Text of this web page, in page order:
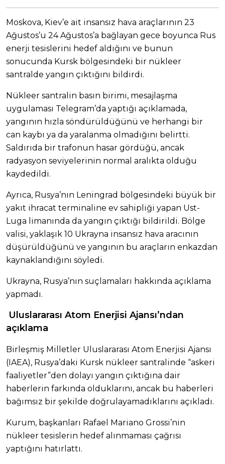
Moskova, Kiev’e ait insansız hava araçlarının 23
Ağustos’u 24 Ağustos’a bağlayan gece boyunca Rus
enerji tesislerini hedef aldığını ve bunun
sonucunda Kursk bölgesindeki bir nükleer
santralde yangın çıktığını bildirdi.
Nükleer santralin basın birimi, mesajlaşma
uygulaması Telegram’da yaptığı açıklamada,
yangının hızla söndürüldüğünü ve herhangi bir
can kaybı ya da yaralanma olmadığını belirtti.
Saldırıda bir trafonun hasar gördüğü, ancak
radyasyon seviyelerinin normal aralıkta olduğu
kaydedildi.
Ayrıca, Rusya’nın Leningrad bölgesindeki büyük bir
yakıt ihracat terminaline ev sahipliği yapan Ust-
Luga limanında da yangın çıktığı bildirildi. Bölge
valisi, yaklaşık 10 Ukrayna insansız hava aracının
düşürüldüğünü ve yangının bu araçların enkazdan
kaynaklandığını söyledi.
Ukrayna, Rusya’nın suçlamaları hakkında açıklama
yapmadı.
Uluslararası Atom Enerjisi Ajansı’ndan
açıklama
Birleşmiş Milletler Uluslararası Atom Enerjisi Ajansı
(IAEA), Rusya’daki Kursk nükleer santralinde “askeri
faaliyetler”den dolayı yangın çıktığına dair
haberlerin farkında olduklarını, ancak bu haberleri
bağımsız bir şekilde doğrulayamadıklarını açıkladı.
Kurum, başkanları Rafael Mariano Grossi’nin
nükleer tesislerin hedef alınmaması çağrısı
yaptığını hatırlattı.